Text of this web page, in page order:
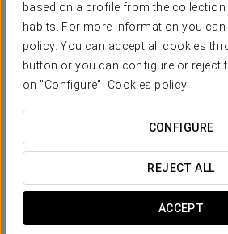
based on a profile from the
habits. For more information you
policy. You can accept all cookies
button or you can configure or reject
on "Configure". Cookies policy
CONFIGURE
REJECT ALL
ACCEPT